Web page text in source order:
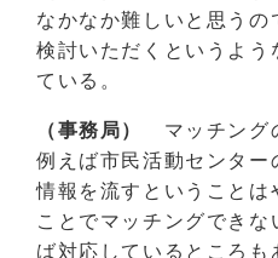
なかなか難しいと思う
検討いただくというよう
ている。
（事務局）
マッチング
例えば市民活動センター
情報を流すということは
ことでマッチングでき
ば対応しているところ